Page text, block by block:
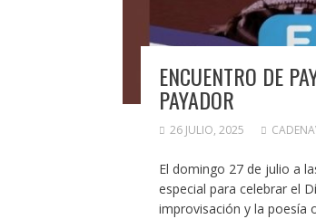
ENCUENTRO DE
PAYADOR
26 JULIO, 2025
El domingo 27 de julio a
especial para celebrar el
improvisación y la poesía